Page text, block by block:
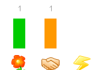
1 1